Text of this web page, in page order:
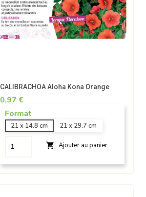
CALIBRACHOA Aloha Kona Orange
0,97 €
Format
21 x 14.8 cm 21 x 29.7 cm
 Ajouter au panier